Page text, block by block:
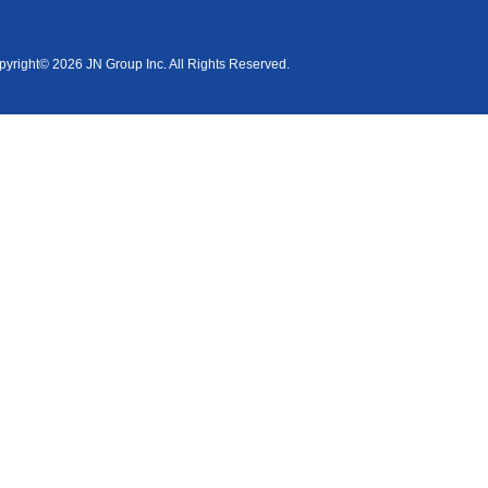
2026 JN Group Inc. All Rights Reserved.